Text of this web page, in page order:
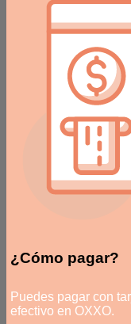
¿Cómo pagar?
Puedes pagar con
efectivo en OXXO.